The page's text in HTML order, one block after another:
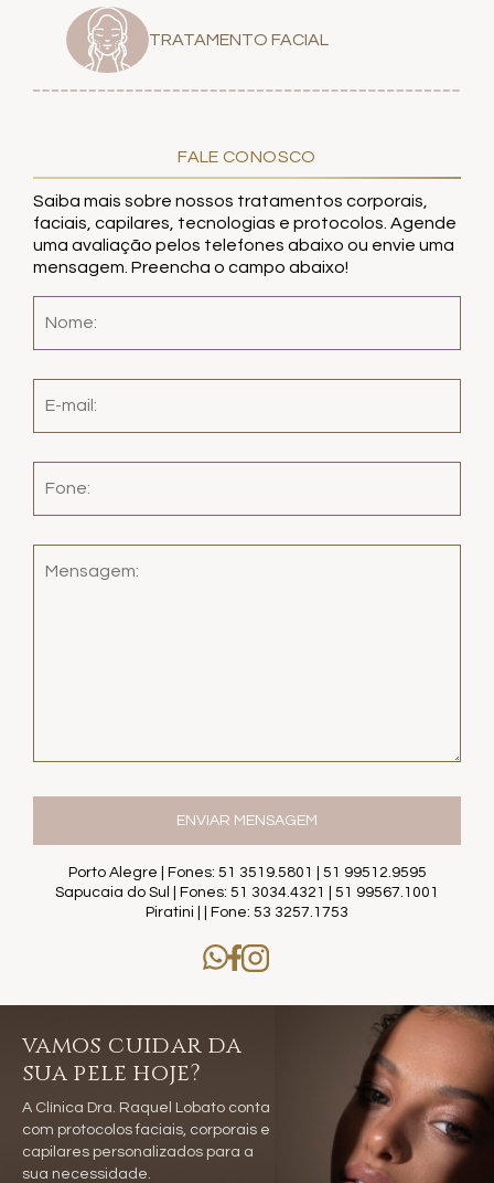
TRATAMENTO FACIAL
FALE CONOSCO
Saiba mais sobre nossos tratamentos corporais,
faciais, capilares, tecnologias e protocolos. Agende
uma avaliação pelos telefones abaixo ou envie uma
mensagem. Preencha o campo abaixo!
Porto Alegre | Fones: 51 3519.5801 | 51 99512.9595
Sapucaia do Sul | Fones: 51 3034.4321 | 51 99567.1001
Piratini | | Fone: 53 3257.1753
vamos cuidar da
sua pele hoje?
A Clínica Dra. Raquel Lobato conta
com protocolos faciais, corporais e
capilares personalizados para a
sua necessidade.